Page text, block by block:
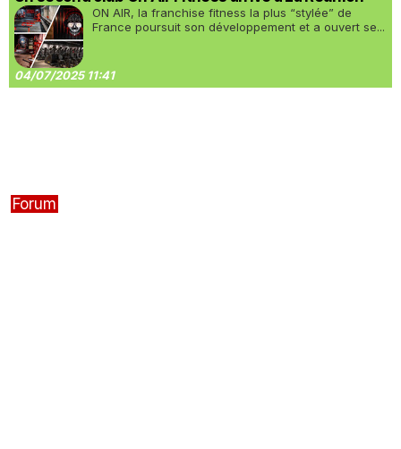
ON AIR, la franchise fitness la plus “stylée” de
France poursuit son développement et a ouvert se...
04/07/2025 11:41
Forum